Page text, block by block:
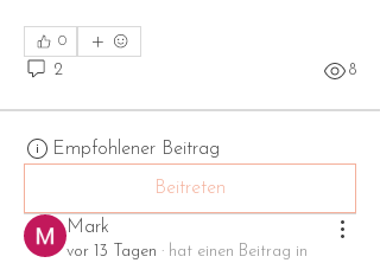
0
2 8
Empfohlener Beitrag
Beitreten
Mark
vor 13 Tagen · hat einen Beitrag in